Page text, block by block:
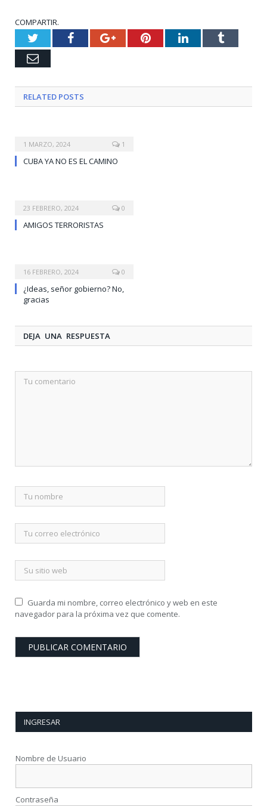
COMPARTIR.
TwitterFacebookGoogle+PinterestLinkedInTumblr
Email
RELATED POSTS
1 MARZO, 2024 1
CUBA YA NO ES EL CAMINO
23 FEBRERO, 2024 0
AMIGOS TERRORISTAS
16 FEBRERO, 2024 0
¿Ideas, señor gobierno? No,
gracias
DEJA UNA RESPUESTA
Guarda mi nombre, correo electrónico y web en este
navegador para la próxima vez que comente.
INGRESAR
Nombre de Usuario
Contraseña